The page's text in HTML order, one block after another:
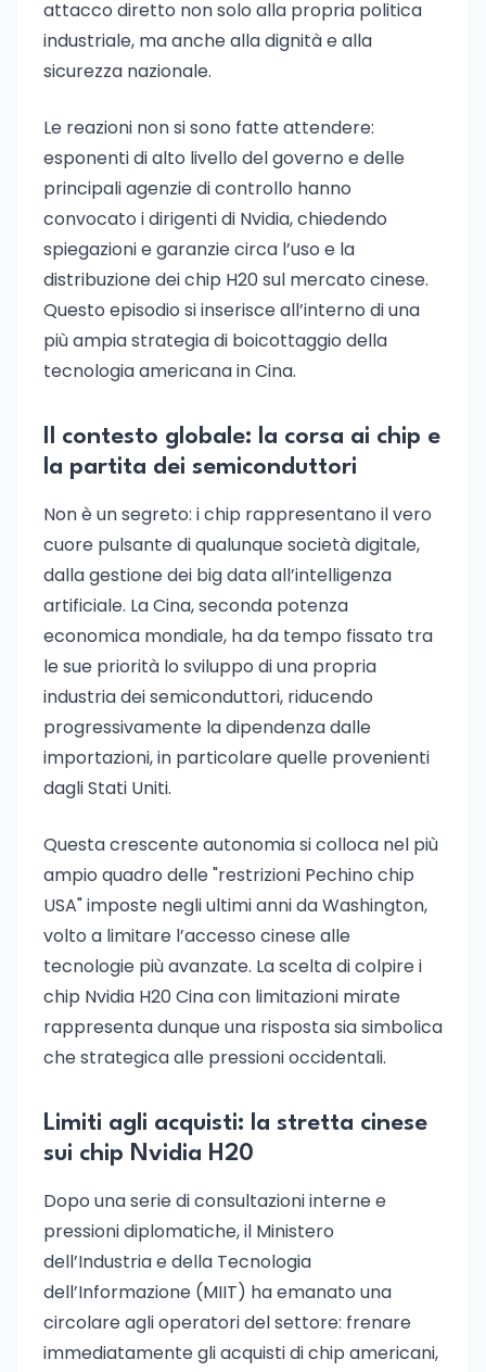
attacco diretto non solo alla propria politica
industriale, ma anche alla dignità e alla
sicurezza nazionale.
Le reazioni non si sono fatte attendere:
esponenti di alto livello del governo e delle
principali agenzie di controllo hanno
convocato i dirigenti di Nvidia, chiedendo
spiegazioni e garanzie circa l’uso e la
distribuzione dei chip H20 sul mercato cinese.
Questo episodio si inserisce all’interno di una
più ampia strategia di boicottaggio della
tecnologia americana in Cina.
Il contesto globale: la corsa ai chip e
la partita dei semiconduttori
Non è un segreto: i chip rappresentano il vero
cuore pulsante di qualunque società digitale,
dalla gestione dei big data all’intelligenza
artificiale. La Cina, seconda potenza
economica mondiale, ha da tempo fissato tra
le sue priorità lo sviluppo di una propria
industria dei semiconduttori, riducendo
progressivamente la dipendenza dalle
importazioni, in particolare quelle provenienti
dagli Stati Uniti.
Questa crescente autonomia si colloca nel più
ampio quadro delle "restrizioni Pechino chip
USA" imposte negli ultimi anni da Washington,
volto a limitare l’accesso cinese alle
tecnologie più avanzate. La scelta di colpire i
chip Nvidia H20 Cina con limitazioni mirate
rappresenta dunque una risposta sia simbolica
che strategica alle pressioni occidentali.
Limiti agli acquisti: la stretta cinese
sui chip Nvidia H20
Dopo una serie di consultazioni interne e
pressioni diplomatiche, il Ministero
dell’Industria e della Tecnologia
dell’Informazione (MIIT) ha emanato una
circolare agli operatori del settore: frenare
immediatamente gli acquisti di chip americani,